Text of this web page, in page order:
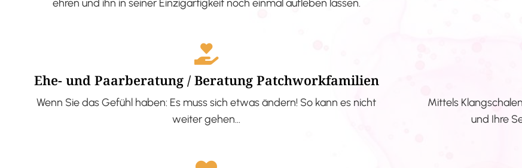
ehren und ihn in seiner Einzigartigkeit noch einmal aufleben lassen.
Ehe- und Paarberatung / Beratung Patchworkfamilien
Wenn Sie das Gefühl haben: Es muss sich etwas ändern! So kann es nicht
weiter gehen…
Mittels
und Ihre